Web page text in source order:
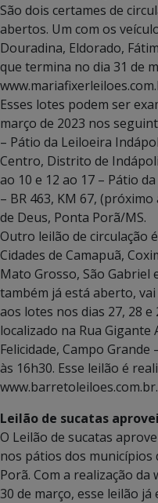
São dois certames de
abertos. Um com os
Douradina, Eldorado,
que termina no dia 31 de
Esses lotes podem ser
março de 2023 nos
– Pátio da Leiloeira
Centro, Distrito de
ao 10 e 12 ao 17 – Pátio
– BR 463, KM 67, (próximo
de Deus, Ponta Porã/MS.
Outro leilão de circulação
Cidades de Camapuã,
Mato Grosso, São Gabriel
também já está aberto,
aos lotes nos dias 27, 28 e
localizado na Rua Gigante
Felicidade, Campo Grande
às 16h30. Esse leilão é
www.barretoleiloes.com.br.
Leilão de sucatas
O Leilão de sucatas
nos pátios dos municípios
Porã. Com a realização
30 de março, esse leilão